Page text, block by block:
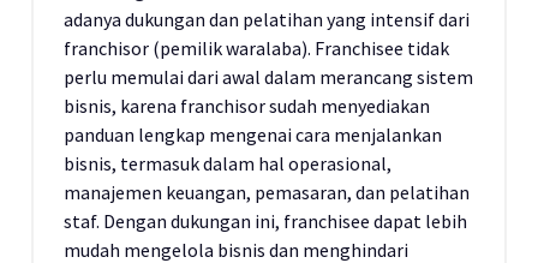
adanya dukungan dan pelatihan yang intensif dari
franchisor (pemilik waralaba). Franchisee tidak
perlu memulai dari awal dalam merancang sistem
bisnis, karena franchisor sudah menyediakan
panduan lengkap mengenai cara menjalankan
bisnis, termasuk dalam hal operasional,
manajemen keuangan, pemasaran, dan pelatihan
staf. Dengan dukungan ini, franchisee dapat lebih
mudah mengelola bisnis dan menghindari